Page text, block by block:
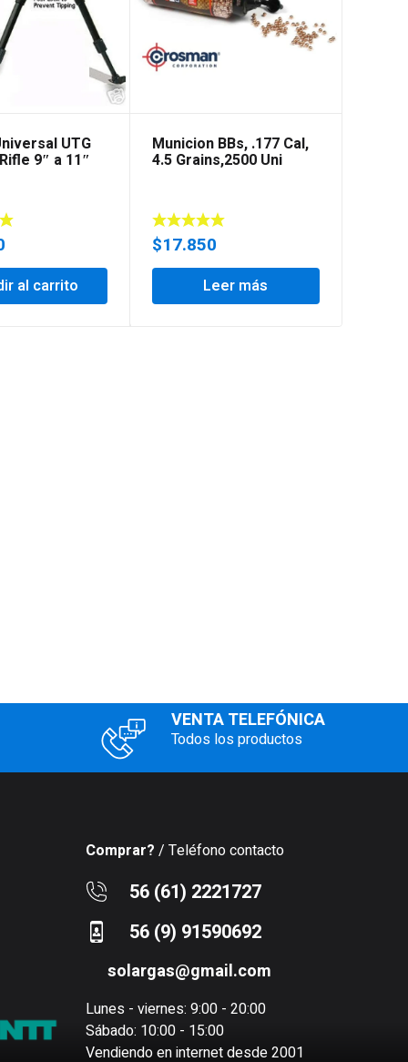
UTG
9″ a 11″
al carrito
Municion BBs, .177 Cal,
4.5 Grains,2500 Uni
$17.850
Leer más
VENTA TELEFÓNICA
Todos los productos
Comprar? / Teléfono contacto
56 (61) 2221727
56 (9) 91590692
solargas@gmail.com
Lunes - viernes: 9:00 - 20:00
Sábado: 10:00 - 15:00
Vendiendo en internet desde 2001